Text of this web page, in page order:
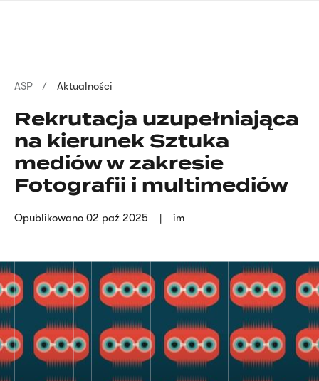
Ścieżka
nawigacyjna
ASP Aktualności
Rekrutacja uzupełniająca
na kierunek Sztuka
mediów w zakresie
Fotografii i multimediów
Opublikowano 02 paź 2025 im